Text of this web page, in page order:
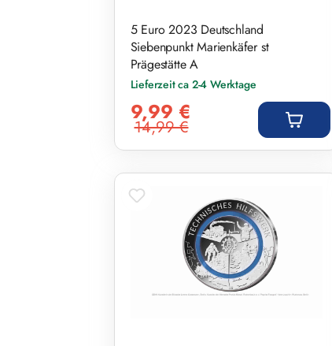
5 Euro 2023 Deutschland
Siebenpunkt Marienkäfer st
Prägestätte A
Lieferzeit ca 2-4 Werktage
9,99 €
Regulärer Preis:
14,99 €